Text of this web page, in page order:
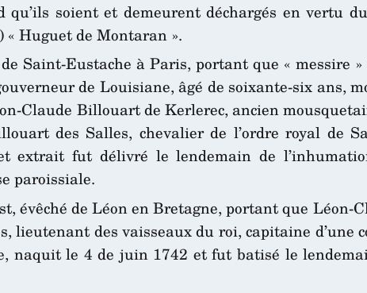
soient et demeurent déchargés en vertu
« Huguet de Montaran ».
Saint-Eustache à Paris, portant que « messire
de Louisiane, âgé de soixante-six ans,
Claude Billouart de Kerlerec, ancien
des Salles, chevalier de l’ordre royal de
extrait fut délivré le lendemain de
paroissiale.
évêché de Léon en Bretagne, portant que
lieutenant des vaisseaux du roi, capitaine d’une
naquit le 4 de juin 1742 et fut batisé le